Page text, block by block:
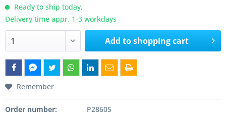
Ready to ship today,
Delivery time appr. 1-3 workdays
Add toshopping cart
Remember
Order number:
P28605